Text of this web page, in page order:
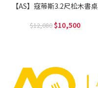
【AS】寇蒂斯3.2尺松木書桌
12,080 10,500